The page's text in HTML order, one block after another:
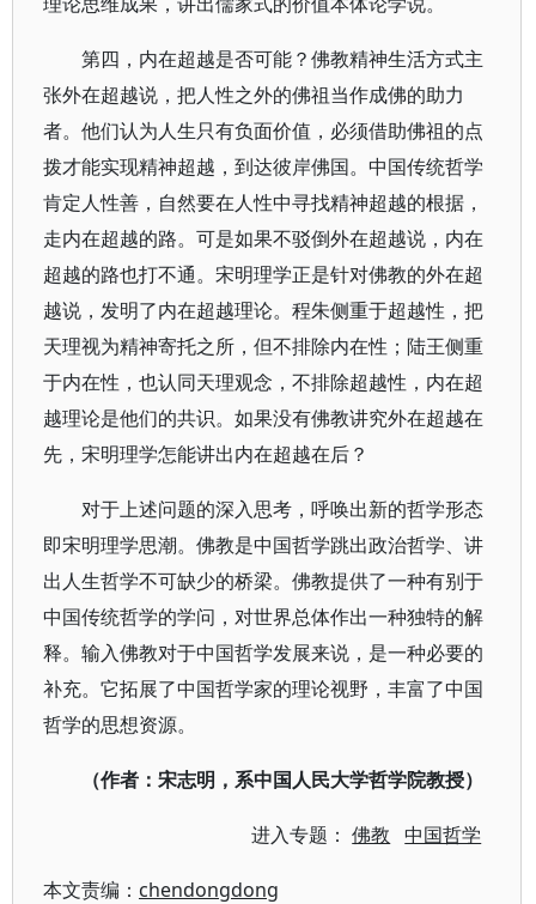
第四，内在超越是否可能？佛教精神生活方式主
张外在超越说，把人性之外的佛祖当作成佛的助力
者。他们认为人生只有负面价值，必须借助佛祖的点
拨才能实现精神超越，到达彼岸佛国。中国传统哲学
肯定人性善，自然要在人性中寻找精神超越的根据，
走内在超越的路。可是如果不驳倒外在超越说，内在
超越的路也打不通。宋明理学正是针对佛教的外在超
越说，发明了内在超越理论。程朱侧重于超越性，把
天理视为精神寄托之所，但不排除内在性；陆王侧重
于内在性，也认同天理观念，不排除超越性，内在超
越理论是他们的共识。如果没有佛教讲究外在超越在
先，宋明理学怎能讲出内在超越在后？
对于上述问题的深入思考，呼唤出新的哲学形态
即宋明理学思潮。佛教是中国哲学跳出政治哲学、讲
出人生哲学不可缺少的桥梁。佛教提供了一种有别于
中国传统哲学的学问，对世界总体作出一种独特的解
释。输入佛教对于中国哲学发展来说，是一种必要的
补充。它拓展了中国哲学家的理论视野，丰富了中国
哲学的思想资源。
（作者：宋志明，系中国人民大学哲学院教授）
进入专题：佛教 中国哲学
本文责编： chendongdong